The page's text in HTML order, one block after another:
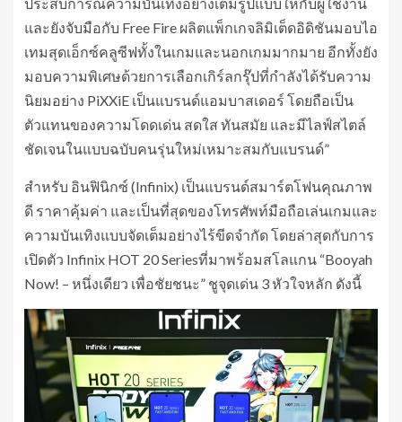
และยังจับมือกับ Free Fire ผลิตแพ็กเกจลิมิเต็ดอิดิชันมอบไอ
เทมสุดเอ็กซ์คลูซีฟทั้งในเกมและนอกเกมมากมาย อีกทั้งยัง
มอบความพิเศษด้วยการเลือกเกิร์ลกรุ๊ปที่กำลังได้รับความ
นิยมอย่าง PiXXiE เป็นแบรนด์แอมบาสเดอร์ โดยถือเป็น
ตัวแทนของความโดดเด่น สดใส ทันสมัย และมีไลฟ์สไตล์
ชัดเจนในแบบฉบับคนรุ่นใหม่เหมาะสมกับแบรนด์”
สำหรับ อินฟินิกซ์ (Infinix) เป็นแบรนด์สมาร์ตโฟนคุณภาพ
ดี ราคาคุ้มค่า และเป็นที่สุดของโทรศัพท์มือถือเล่นเกมและ
ความบันเทิงแบบจัดเต็มอย่างไร้ขีดจำกัด โดยล่าสุดกับการ
เปิดตัว Infinix HOT 20 Seriesที่มาพร้อมสโลแกน “Booyah
Now! – หนึ่งเดียว เพื่อชัยชนะ” ชูจุดเด่น 3 หัวใจหลัก ดังนี้